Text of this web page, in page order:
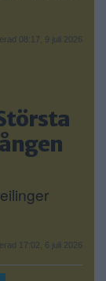
08:17, 9 juli 2026
17:02, 6 juli 2026